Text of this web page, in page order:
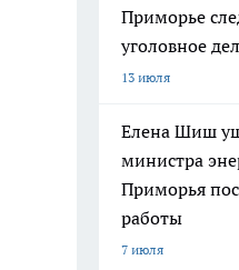
Приморье
уголовное
13 июля
Елена Шиш
министра
Приморья
работы
7 июля